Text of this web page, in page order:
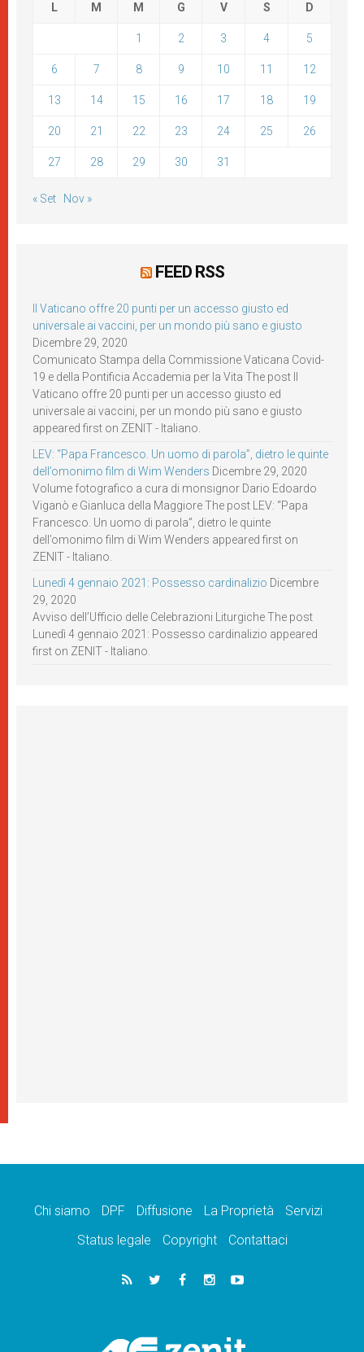
L M M G V S D
1 2 3 4 5
6 7 8 9 10 11 12
13 14 15 16 17 18 19
20 21 22 23 24 25 26
27 28 29 30 31
« Set Nov »
FEED RSS
Il Vaticano offre 20 punti per un accesso giusto ed
universale ai vaccini, per un mondo più sano e giusto
Dicembre 29, 2020
Comunicato Stampa della Commissione Vaticana Covid-
19 e della Pontificia Accademia per la Vita The post Il
Vaticano offre 20 punti per un accesso giusto ed
universale ai vaccini, per un mondo più sano e giusto
appeared first on ZENIT - Italiano.
LEV: “Papa Francesco. Un uomo di parola”, dietro le quinte
dell’omonimo film di Wim Wenders Dicembre 29, 2020
Volume fotografico a cura di monsignor Dario Edoardo
Viganò e Gianluca della Maggiore The post LEV: “Papa
Francesco. Un uomo di parola”, dietro le quinte
dell’omonimo film di Wim Wenders appeared first on
ZENIT - Italiano.
Lunedì 4 gennaio 2021: Possesso cardinalizio Dicembre
29, 2020
Avviso dell’Ufficio delle Celebrazioni Liturgiche The post
Lunedì 4 gennaio 2021: Possesso cardinalizio appeared
first on ZENIT - Italiano.
Chi siamo DPF Diffusione La Proprietà
Servizi
Status legale
Copyright Contattaci